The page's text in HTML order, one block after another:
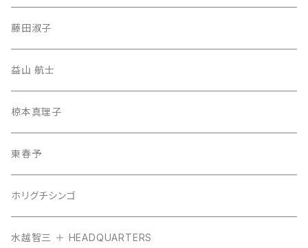
藤田淑子
益山 航士
椋本真理子
東春予
ホリグチシンゴ
水越智三 ＋ HEADQUARTERS